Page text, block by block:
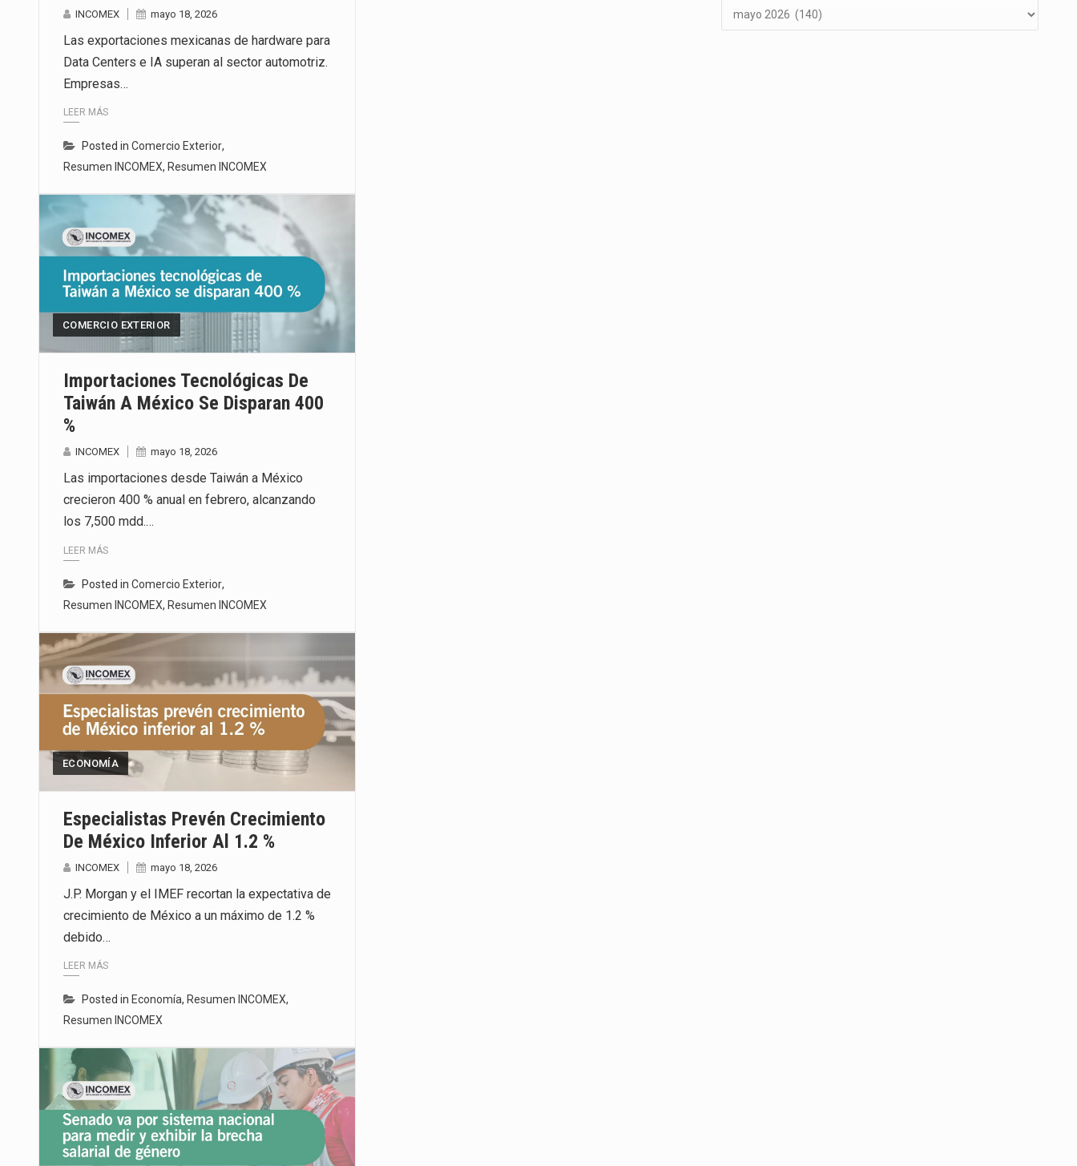
INCOMEX mayo 18, 2026
Las exportaciones mexicanas de hardware para
Data Centers e IA superan al sector automotriz.
Empresas…
LEER MÁS
Posted in Comercio Exterior,
Resumen INCOMEX, Resumen INCOMEX
COMERCIO EXTERIOR
Importaciones Tecnológicas De
Taiwán A México Se Disparan 400
%
INCOMEX mayo 18, 2026
Las importaciones desde Taiwán a México
crecieron 400 % anual en febrero, alcanzando
los 7,500 mdd.…
LEER MÁS
Posted in Comercio Exterior,
Resumen INCOMEX, Resumen INCOMEX
ECONOMÍA
Especialistas Prevén Crecimiento
De México Inferior Al 1.2 %
INCOMEX mayo 18, 2026
J.P. Morgan y el IMEF recortan la expectativa de
crecimiento de México a un máximo de 1.2 %
debido…
LEER MÁS
Posted in Economía, Resumen INCOMEX,
Resumen INCOMEX